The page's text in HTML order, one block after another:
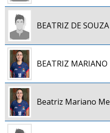
BEATRIZ DE
BEATRIZ MARIANO
Beatriz Mariano